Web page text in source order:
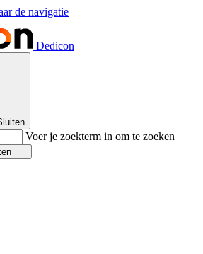
de navigatie
Dedicon
Voer je zoekterm in om te zoeken